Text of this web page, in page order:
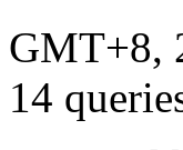
GMT+8,
14